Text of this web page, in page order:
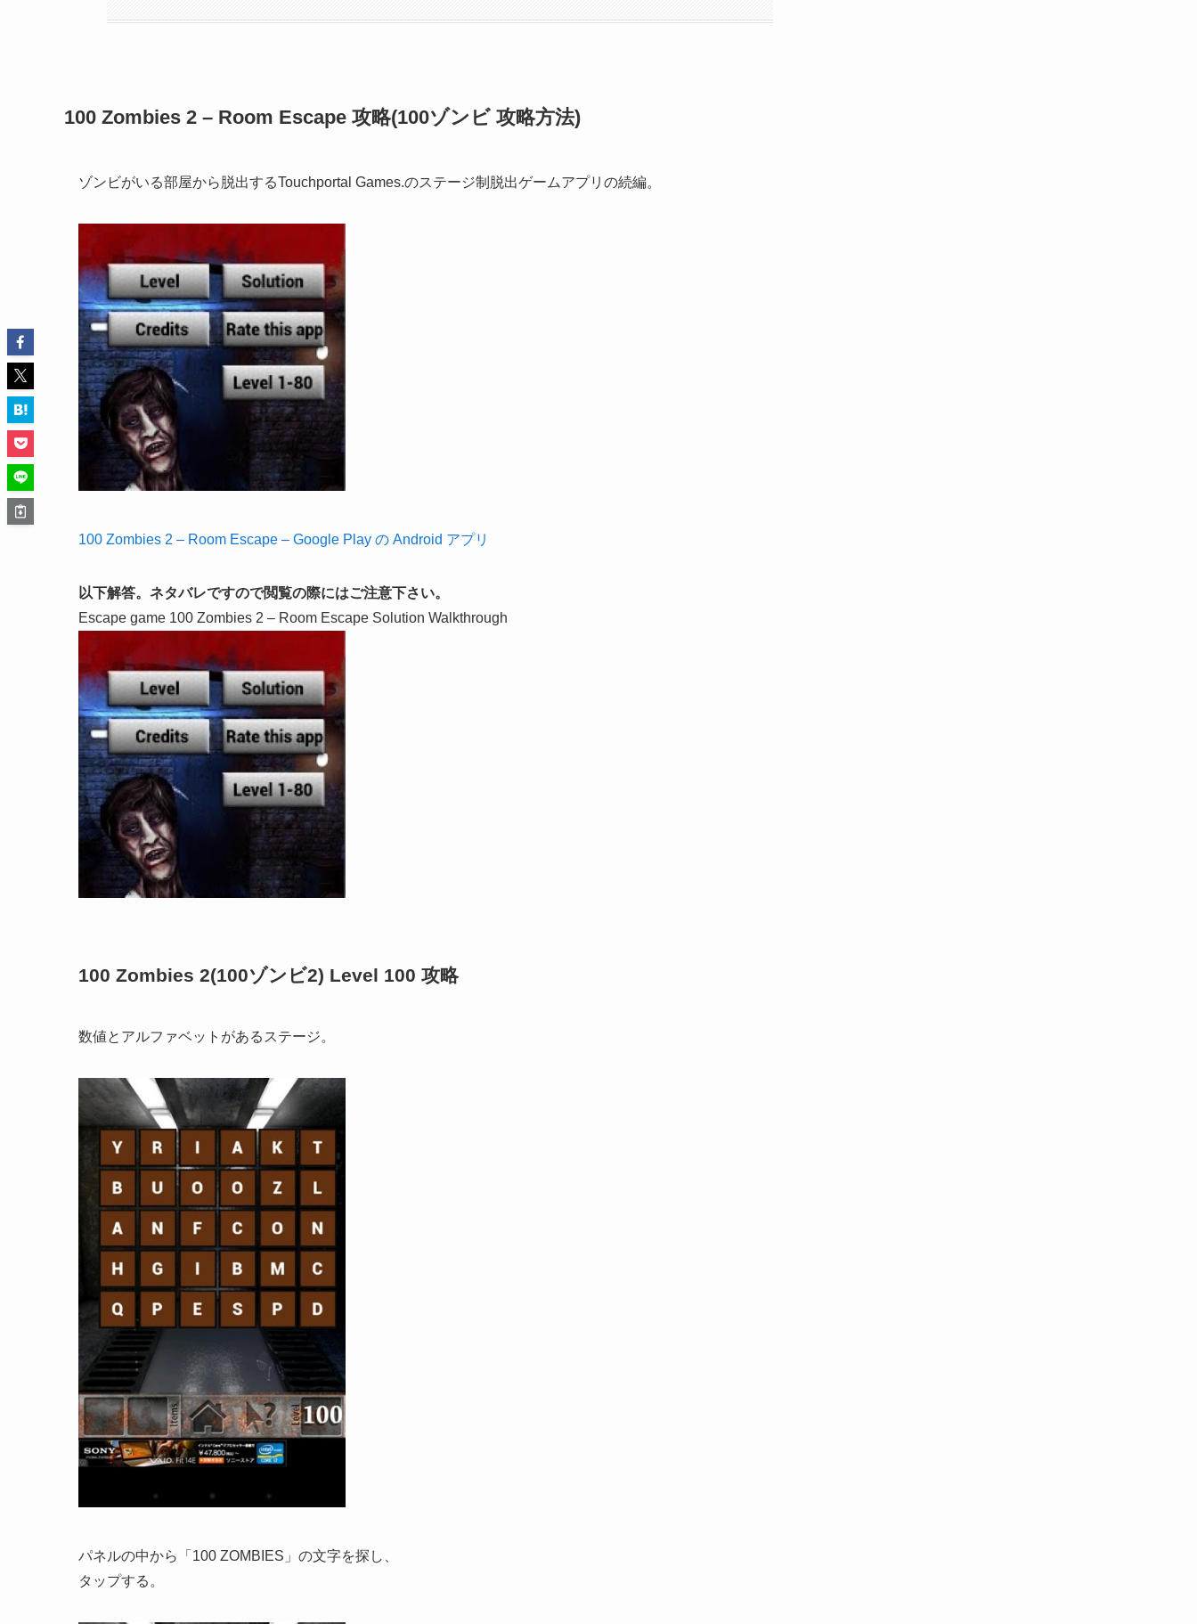
100 Zombies 2 – Room Escape 攻略(100ゾンビ 攻略方法)
ゾンビがいる部屋から脱出するTouchportal Games.のステージ制脱出ゲームアプリの続編。
100 Zombies 2 – Room Escape – Google Play の Android アプリ
以下解答。ネタバレですので閲覧の際にはご注意下さい。
Escape game 100 Zombies 2 – Room Escape Solution Walkthrough
100 Zombies 2(100ゾンビ2) Level 100 攻略
数値とアルファベットがあるステージ。
パネルの中から「100 ZOMBIES」の文字を探し、
タップする。